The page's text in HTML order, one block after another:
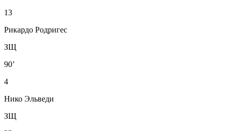
13
Рикардо Родригес
ЗЩ
90’
4
Нико Эльведи
ЗЩ